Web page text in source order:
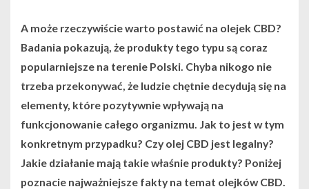
A może rzeczywiście warto postawić na olejek CBD?
Badania pokazują, że produkty tego typu są coraz
popularniejsze na terenie Polski. Chyba nikogo nie
trzeba przekonywać, że ludzie chętnie decydują się na
elementy, które pozytywnie wpływają na
funkcjonowanie całego organizmu. Jak to jest w tym
konkretnym przypadku? Czy olej CBD jest legalny?
Jakie działanie mają takie właśnie produkty? Poniżej
poznacie najważniejsze fakty na temat olejków CBD.